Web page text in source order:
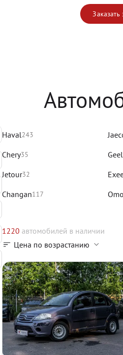
Заказать
Haval243
Chery35
Jetour32
Changan117
1220 автомобилей в наличии
Цена по возрастанию